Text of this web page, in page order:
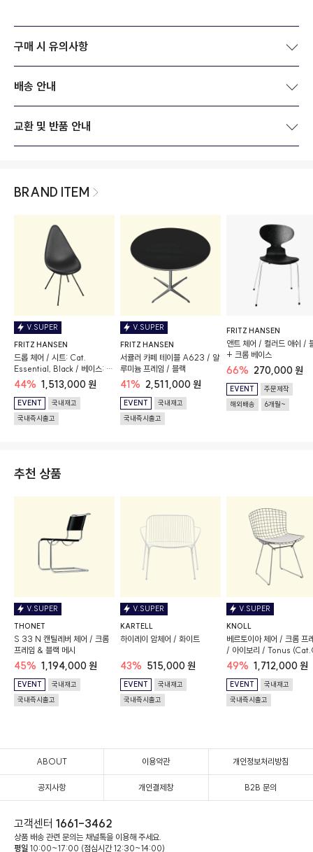
구매 시 유의사항
배송 안내
교환 및 반품 안내
BRAND ITEM
V.SUPER
FRITZ HANSEN
드롭 체어 / 시트: Cat.
Essential, Black / 베이스: 블
랙
44% 1,513,000 원
EVENT
국내재고
국내즉시출고
V.SUPER
FRITZ HANSEN
서큘러 카페 테이블 A623 / 알
루미늄 프레임 / 블랙
41% 2,511,000 원
EVENT
국내재고
국내즉시출고
FRITZ HANSEN
앤트 체어 / 컬러드 애쉬 /
+ 크롬 베이스
66% 270,000 원
EVENT
주문제작
해외배송
6개월~
추천 상품
V.SUPER
THONET
S 33 N 캔틸레버 체어 / 크롬
프레임 & 블랙 메시
45% 1,194,000 원
EVENT
국내재고
국내즉시출고
V.SUPER
KARTELL
하이레이 암체어 / 화이트
43% 515,000 원
EVENT
국내재고
국내즉시출고
V.SUPER
KNOLL
베르토이아 체어 / 크롬 프
/ 아이보리 / Tonus
49% 1,712,000 원
EVENT
국내재고
국내즉시출고
ABOUT 이용약관 개인정보처리방침
공지사항 개인결제창 B2B 문의
고객센터 1661-3462
상품 배송 관련 문의는 채널톡을 이용해 주세요.
평일 10:00~17:00 (점심시간 12:30~14:00)